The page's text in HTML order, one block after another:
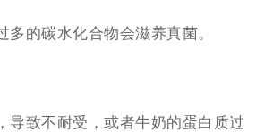
多的碳水化合物会滋养真菌。
导致不耐受，或者牛奶的蛋白质过